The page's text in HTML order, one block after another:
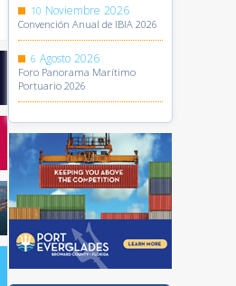
10 Noviembre 2026
Convención Anual de IBIA 2026
6 Agosto 2026
Foro Panorama Marítimo
Portuario 2026